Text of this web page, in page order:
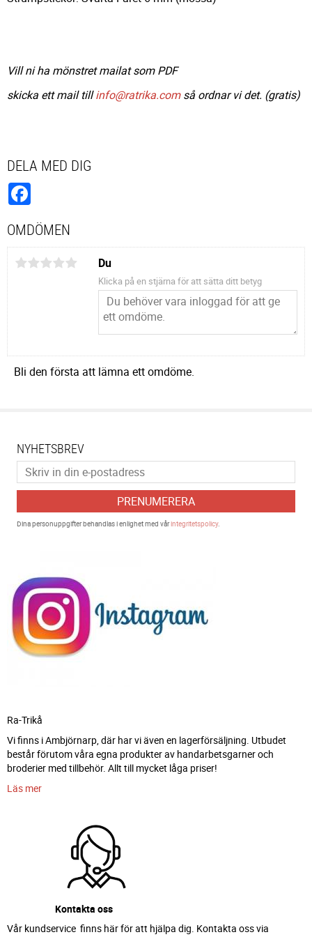
Vill ni ha mönstret mailat som PDF
skicka ett mail tillinfo@ratrika.comså ordnar vi det. (gratis)
DELA MED DIG
OMDÖMEN
Du
Klicka på en stjärna för att sätta ditt betyg
Bli den första att lämna ett omdöme.
NYHETSBREV
PRENUMERERA
Dina personuppgifter behandlas i enlighet med vårintegritetspolicy.
Ra-Trikå
Vi finns i Ambjörnarp, där har vi även en lagerförsäljning. Utbudet
består förutom våra egna produkter av handarbetsgarner och
broderier med tillbehör. Allt till mycket låga priser!
Läs mer
Kontakta oss
Vår kundservice finns här för att hjälpa dig. Kontakta oss via